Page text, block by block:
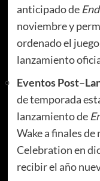
anticipado de
noviembre y
ordenado el
lanzamiento
Eventos Post–
de temporada
lanzamiento de
Wake a finales
Celebration en
recibir el año